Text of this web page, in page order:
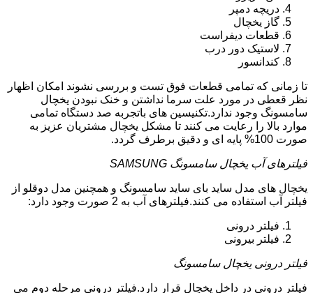
دریچه دمپر
گاز یخچال
قطعات دیفراست
لاستیک دور درب
کندانسور
تا زمانی که تمامی قطعات فوق تست و بررسی نشوند امکان اظهار
نظر قعطی در مورد علت سرما نداشتن و خنک نبودن یخچال
سامسونگ وجود ندارد.تکنیسین های باتجربه صد دستگاه تمامی
موارد بالا را رعایت می کنند تا مشکل یخچال مشتریان عزیز به
صورت 100% پایه ای و دقیق برطرف گردد.
فیلترهای آب یخچال سامسونگ SAMSUNG
یخچال های مدل ساید بای ساید سامسونگ و همچنین مدل دوقلو از
فیلتر آب استفاده می کنند.فیلترهای آب به 2 صورت وجود دارد:
فیلتر درونی
فیلتر بیرونی
فیلتر درونی یخچال سامسونگ
فیلتر درونی در داخل یخچال قرار دارد.فیلتر درونی مرحله دوم می